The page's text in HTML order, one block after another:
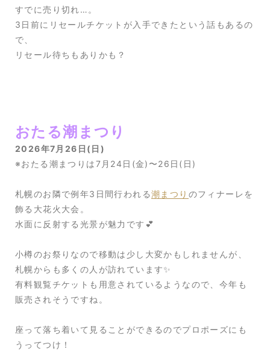
すでに売り切れ…。
3日前にリセールチケットが入手できたという話もあるの
で、
リセール待ちもありかも？
おたる潮まつり
2026年7月26日(日)
※おたる潮まつりは7月24日(金)〜26日(日)
札幌のお隣で例年3日間行われる潮まつり のフィナーレを
飾る大花火大会。
水面に反射する光景が魅力です💕
小樽のお祭りなので移動は少し大変かもしれませんが、
札幌からも多くの人が訪れています✨
有料観覧チケットも用意されているようなので、今年も
販売されそうですね。
座って落ち着いて見ることができるのでプロポーズにも
うってつけ！